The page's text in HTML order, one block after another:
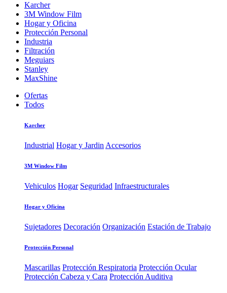
Karcher
3M Window Film
Hogar y Oficina
Protección Personal
Industria
Filtración
Meguiars
Stanley
MaxShine
Ofertas
Todos
Karcher
Industrial Hogar y Jardin Accesorios
3M Window Film
Vehiculos Hogar Seguridad Infraestructurales
Hogar y Oficina
Sujetadores Decoración Organización Estación de Trabajo
Protección Personal
Mascarillas Protección Respiratoria Protección Ocular
Protección Cabeza y Cara Protección Auditiva